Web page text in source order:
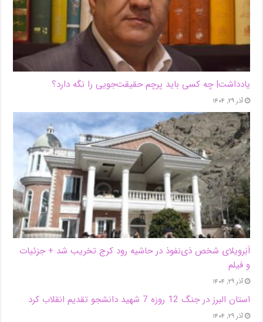
یادداشت| ‌چه کسی باید پرچم حقیقت‌جویی را نگه دارد؟
آذر ۲۹, ۱۴۰۴
اَبَر‌ویلای شخص ذی‌نفوذ در حاشیه‌ رود کرج تخریب شد + جزئیات
و فیلم
آذر ۲۹, ۱۴۰۴
استان البرز در جنگ 12 روزه 7 شهید دانشجو تقدیم انقلاب کرد
آذر ۲۹, ۱۴۰۴